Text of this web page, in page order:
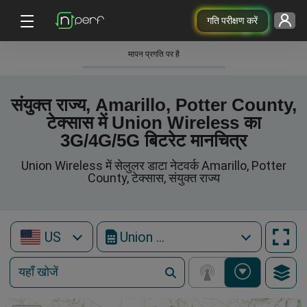
गति परीक्षण करें
मापन प्रगति पर है
संयुक्त राज्य, Amarillo, Potter County,
टेक्सास में Union Wireless का
3G/4G/5G बिटरेट मानचित्र
Union Wireless में सेलुलर डाटा नेटवर्क Amarillo, Potter
County, टेक्सास, संयुक्त राज्य
US Union Wireless